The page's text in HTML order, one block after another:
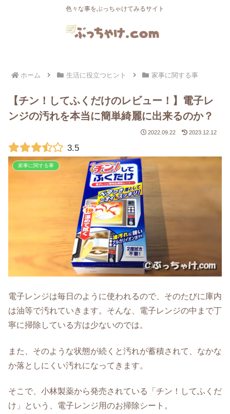
色々な事をぶっちゃけてみるサイト
ホーム 生活に役立つヒント 家事に関する事
【チン！してふくだけのレビュー！】電子レ
ンジの汚れを本当に簡単綺麗に出来るのか？
2022.09.22 2023.12.12
3.5
家事に関する事
電子レンジは毎日のように使われるので、そのたびに庫内
は油等で汚れていきます。そんな、電子レンジの中まで丁
寧に掃除している方は少ないのでは。
また、そのような状態が続くと汚れが蓄積されて、なかな
か落としにくい汚れになってきます。
そこで、小林製薬から発売されている「チン！してふくだ
け」という、電子レンジ用のお掃除シート。